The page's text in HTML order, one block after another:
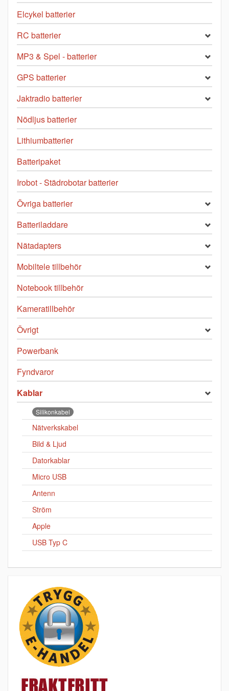
Elcykel batterier
RC batterier
MP3 & Spel - batterier
GPS batterier
Jaktradio batterier
Nödljus batterier
Lithiumbatterier
Batteripaket
Irobot - Städrobotar batterier
Övriga batterier
Batteriladdare
Nätadapters
Mobiltele tillbehör
Notebook tillbehör
Kameratillbehör
Övrigt
Powerbank
Fyndvaror
Kablar
Silikonkabel
Nätverkskabel
Bild & Ljud
Datorkablar
Micro USB
Antenn
Ström
Apple
USB Typ C